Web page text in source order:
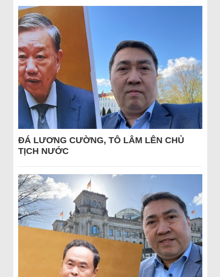
ĐÁ LƯƠNG CƯỜNG, TÔ LÂM LÊN CHỦ
TỊCH NƯỚC